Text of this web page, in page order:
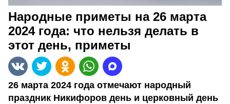
Народные приметы на 26 марта
2024 года: что нельзя делать в
этот день, приметы
26 марта 2024 года отмечают народный
праздник Никифоров день и церковный день